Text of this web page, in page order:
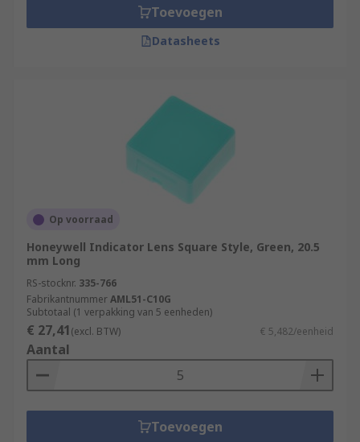
Toevoegen
Datasheets
Op voorraad
Honeywell Indicator Lens Square Style, Green, 20.5
mm Long
RS-stocknr. 335-766
FabrikantnummerAML51-C10G
Subtotaal (1 verpakking van 5 eenheden)
€ 27,41(excl. BTW) € 5,482/eenheid
Aantal
Toevoegen